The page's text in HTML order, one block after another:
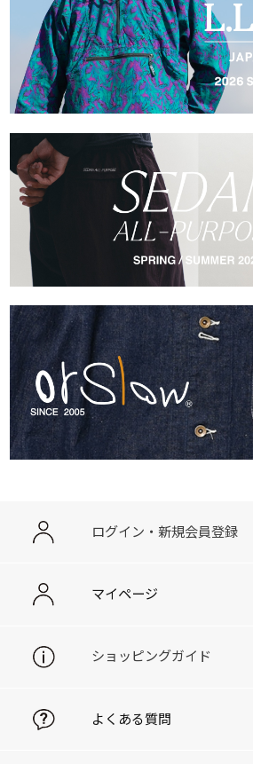
ログイン・新規会員登録
マイページ
ショッピングガイド
よくある質問